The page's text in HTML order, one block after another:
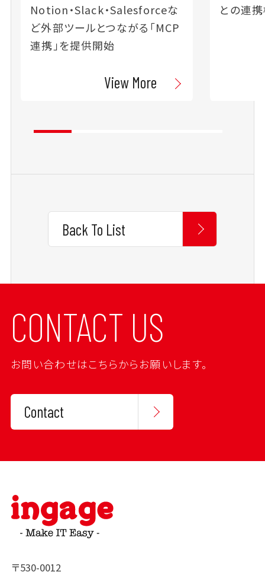
Notion・Slack・Salesforceな
ど外部ツールとつながる「MCP
連携」を提供開始
View More
との連
Back To List
CONTACT US
お問い合わせはこちらからお願いします。
Contact
〒530-0012